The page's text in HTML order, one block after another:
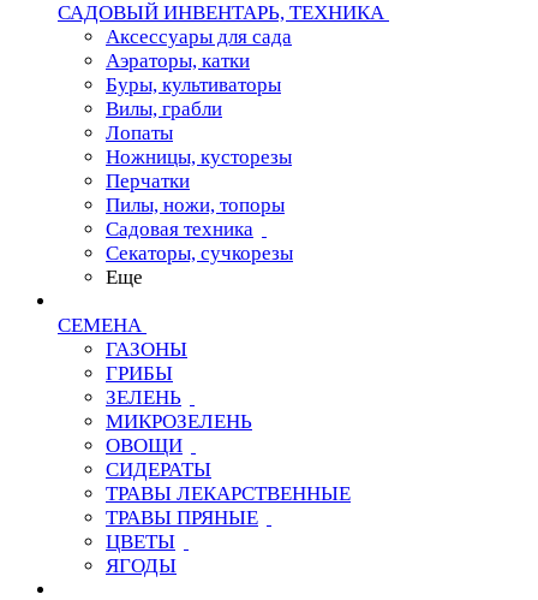
САДОВЫЙ ИНВЕНТАРЬ, ТЕХНИКА
Аксессуары для сада
Аэраторы, катки
Буры, культиваторы
Вилы, грабли
Лопаты
Ножницы, кусторезы
Перчатки
Пилы, ножи, топоры
Садовая техника
Секаторы, сучкорезы
Еще
СЕМЕНА
ГАЗОНЫ
ГРИБЫ
ЗЕЛЕНЬ
МИКРОЗЕЛЕНЬ
ОВОЩИ
СИДЕРАТЫ
ТРАВЫ ЛЕКАРСТВЕННЫЕ
ТРАВЫ ПРЯНЫЕ
ЦВЕТЫ
ЯГОДЫ